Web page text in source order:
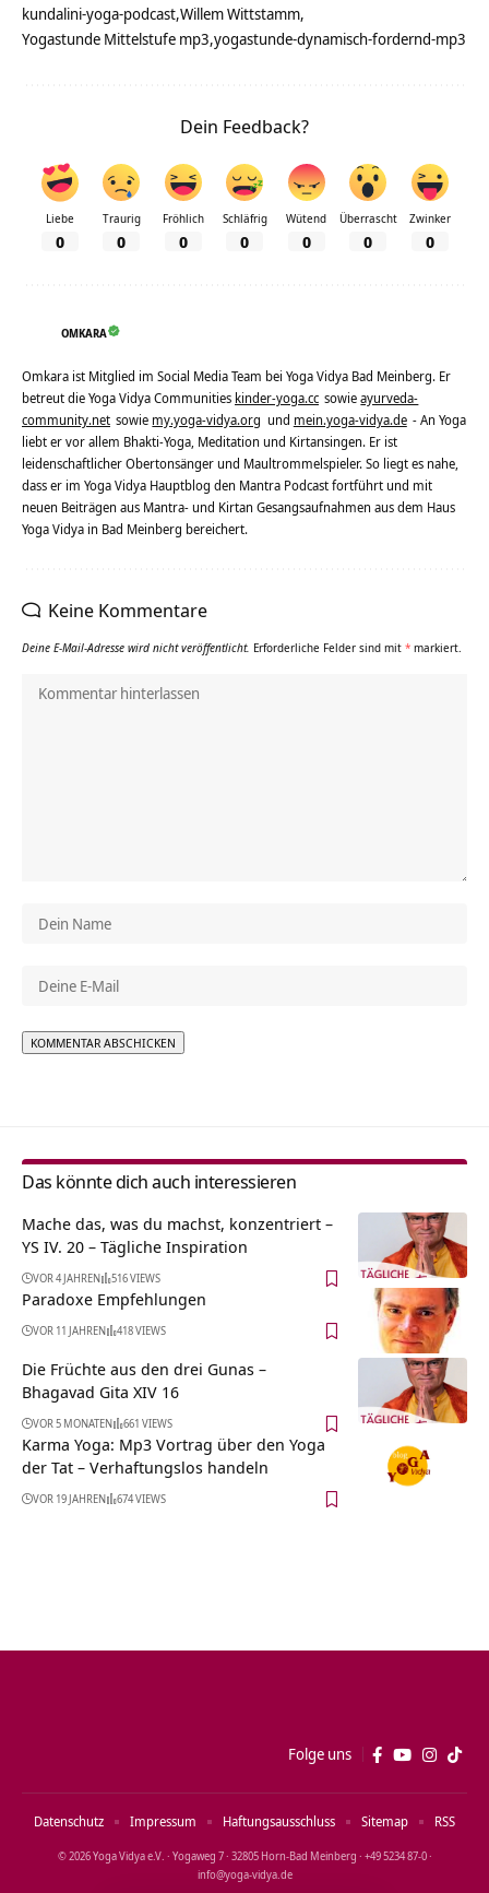
kundalini-yoga-podcast Willem Wittstamm
Yogastunde Mittelstufe mp3 yogastunde-dynamisch-fordernd-mp3
Dein Feedback?
Liebe
0
Traurig
0
Fröhlich
0
Schläfrig
0
Wütend
0
Überrascht
0
Zwinker
0
OMKARA
Omkara ist Mitglied im Social Media Team bei Yoga Vidya Bad Meinberg. Er
betreut die Yoga Vidya Communities kinder-yoga.cc sowieayurveda-
community.net sowie my.yoga-vidya.org und mein.yoga-vidya.de - An Yoga
liebt er vor allem Bhakti-Yoga, Meditation und Kirtansingen. Er ist
leidenschaftlicher Obertonsänger und Maultrommelspieler. So liegt es nahe,
dass er im Yoga Vidya Hauptblog den Mantra Podcast fortführt und mit
neuen Beiträgen aus Mantra- und Kirtan Gesangsaufnahmen aus dem Haus
Yoga Vidya in Bad Meinberg bereichert.
Keine Kommentare
Deine E-Mail-Adresse wird nicht veröffentlicht. Erforderliche Felder sind mit * markiert.
Das könnte dich auch interessieren
Mache das, was du machst, konzentriert –
YS IV. 20 – Tägliche Inspiration
VOR 4 JAHREN 516 VIEWS
Paradoxe Empfehlungen
VOR 11 JAHREN 418 VIEWS
Die Früchte aus den drei Gunas –
Bhagavad Gita XIV 16
VOR 5 MONATEN 661 VIEWS
Karma Yoga: Mp3 Vortrag über den Yoga
der Tat – Verhaftungslos handeln
VOR 19 JAHREN 674 VIEWS
Folge uns
© 2026 Yoga Vidya e.V. · Yogaweg 7 · 32805 Horn‑Bad Meinberg · +49 5234 87‑0 ·
info@yoga‑vidya.de
Datenschutz Impressum Haftungsausschluss Sitemap RSS